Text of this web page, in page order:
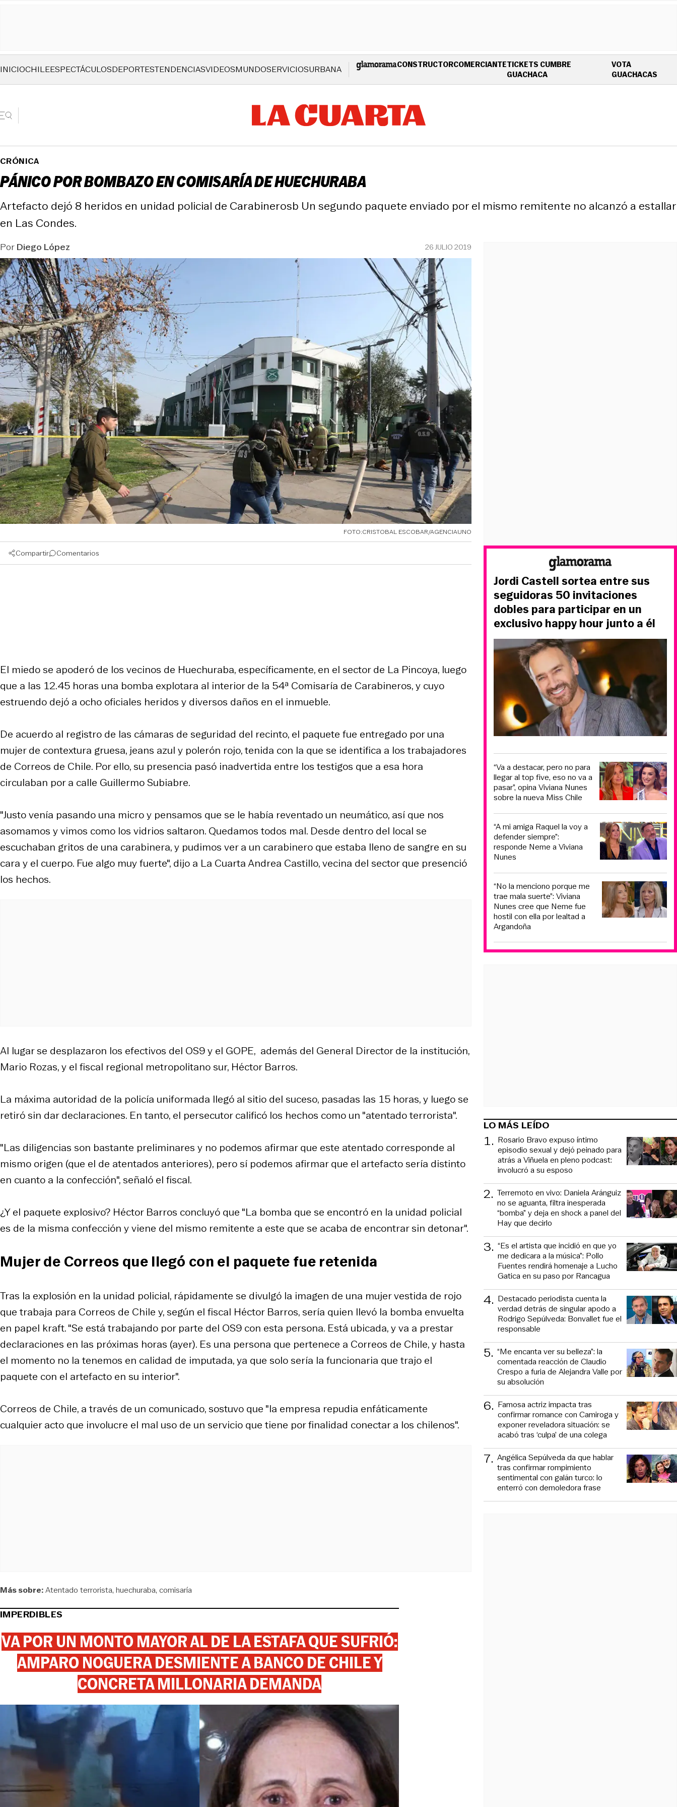
INICIOCHILEESPECTÁCULOSDEPORTESTENDENCIASVIDEOSMUNDOSERVICIOSURBANA CONSTRUCTORCOMERCIANTETICKETS CUMBRE
GUACHACAOPENS IN NEW WINDOW
VOTA
GUACHACAS
CRÓNICA
PÁNICO POR BOMBAZO EN COMISARÍA DE HUECHURABA
Artefacto dejó 8 heridos en unidad policial de Carabinerosb Un segundo paquete enviado por el mismo remitente no alcanzó a estallar
en Las Condes.
PorDiego López 26 JULIO 2019
FOTO:CRISTOBAL ESCOBAR/AGENCIAUNO
Compartir Comentarios
El miedo se apoderó de los vecinos de Huechuraba, específicamente, en el sector de La Pincoya, luego
que a las 12.45 horas una bomba explotara al interior de la 54ª Comisaría de Carabineros, y cuyo
estruendo dejó a ocho oficiales heridos y diversos daños en el inmueble.
De acuerdo al registro de las cámaras de seguridad del recinto, el paquete fue entregado por una
mujer de contextura gruesa, jeans azul y polerón rojo, tenida con la que se identifica a los trabajadores
de Correos de Chile. Por ello, su presencia pasó inadvertida entre los testigos que a esa hora
circulaban por a calle Guillermo Subiabre.
"Justo venía pasando una micro y pensamos que se le había reventado un neumático, así que nos
asomamos y vimos como los vidrios saltaron. Quedamos todos mal. Desde dentro del local se
escuchaban gritos de una carabinera, y pudimos ver a un carabinero que estaba lleno de sangre en su
cara y el cuerpo. Fue algo muy fuerte", dijo a La Cuarta Andrea Castillo, vecina del sector que presenció
los hechos.
Al lugar se desplazaron los efectivos del OS9 y el GOPE, además del General Director de la institución,
Mario Rozas, y el fiscal regional metropolitano sur, Héctor Barros.
La máxima autoridad de la policía uniformada llegó al sitio del suceso, pasadas las 15 horas, y luego se
retiró sin dar declaraciones. En tanto, el persecutor calificó los hechos como un "atentado terrorista".
"Las diligencias son bastante preliminares y no podemos afirmar que este atentado corresponde al
mismo origen (que el de atentados anteriores), pero sí podemos afirmar que el artefacto sería distinto
en cuanto a la confección", señaló el fiscal.
¿Y el paquete explosivo? Héctor Barros concluyó que "La bomba que se encontró en la unidad policial
es de la misma confección y viene del mismo remitente a este que se acaba de encontrar sin detonar".
Mujer de Correos que llegó con el paquete fue retenida
Tras la explosión en la unidad policial, rápidamente se divulgó la imagen de una mujer vestida de rojo
que trabaja para Correos de Chile y, según el fiscal Héctor Barros, sería quien llevó la bomba envuelta
en papel kraft. "Se está trabajando por parte del OS9 con esta persona. Está ubicada, y va a prestar
declaraciones en las próximas horas (ayer). Es una persona que pertenece a Correos de Chile, y hasta
el momento no la tenemos en calidad de imputada, ya que solo sería la funcionaria que trajo el
paquete con el artefacto en su interior".
Correos de Chile, a través de un comunicado, sostuvo que "la empresa repudia enfáticamente
cualquier acto que involucre el mal uso de un servicio que tiene por finalidad conectar a los chilenos".
Más sobre:Atentado terrorista huechuraba comisaría
IMPERDIBLES
VA POR UN MONTO MAYOR AL DE LA ESTAFA QUE SUFRIÓ:
AMPARO NOGUERA DESMIENTE A BANCO DE CHILE Y
CONCRETA MILLONARIA DEMANDA
Jordi Castell sortea entre sus
seguidoras 50 invitaciones
dobles para participar en un
exclusivo happy hour junto a él
“Va a destacar, pero no para
llegar al top five, eso no va a
pasar”, opina Viviana Nunes
sobre la nueva Miss Chile
“A mi amiga Raquel la voy a
defender siempre”:
responde Neme a Viviana
Nunes
“No la menciono porque me
trae mala suerte”: Viviana
Nunes cree que Neme fue
hostil con ella por lealtad a
Argandoña
LO MÁS LEÍDO
1. Rosario Bravo expuso íntimo
episodio sexual y dejó peinado para
atrás a Viñuela en pleno podcast:
involucró a su esposo
2. Terremoto en vivo: Daniela Aránguiz
no se aguanta, filtra inesperada
“bomba” y deja en shock a panel del
Hay que decirlo
3. “Es el artista que incidió en que yo
me dedicara a la música”: Pollo
Fuentes rendirá homenaje a Lucho
Gatica en su paso por Rancagua
4. Destacado periodista cuenta la
verdad detrás de singular apodo a
Rodrigo Sepúlveda: Bonvallet fue el
responsable
5. “Me encanta ver su belleza”: la
comentada reacción de Claudio
Crespo a furia de Alejandra Valle por
su absolución
6. Famosa actriz impacta tras
confirmar romance con Camiroga y
exponer reveladora situación: se
acabó tras ‘culpa’ de una colega
7. Angélica Sepúlveda da que hablar
tras confirmar rompimiento
sentimental con galán turco: lo
enterró con demoledora frase